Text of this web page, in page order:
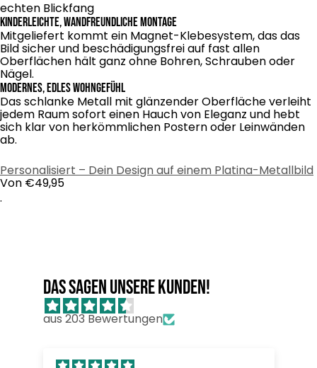
echten Blickfang
Kinderleichte, wandfreundliche Montage
Mitgeliefert kommt ein Magnet-Klebesystem, das das
Bild sicher und beschädigungsfrei auf fast allen
Oberflächen hält ganz ohne Bohren, Schrauben oder
Nägel.
Modernes, edles Wohngefühl
Das schlanke Metall mit glänzender Oberfläche verleiht
jedem Raum sofort einen Hauch von Eleganz und hebt
sich klar von herkömmlichen Postern oder Leinwänden
ab.
Personalisiert – Dein Design auf einem Platina-Metallbild
Regulärer
Von €49,95
.
Das sagen unsere Kunden!
aus 203 Bewertungen